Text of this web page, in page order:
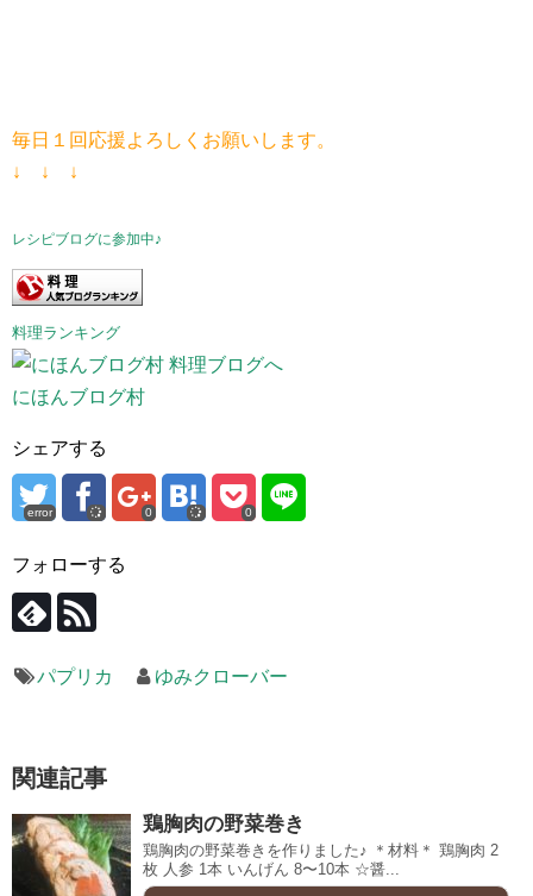
毎日１回応援よろしくお願いします。
↓ ↓ ↓
レシピブログに参加中♪
料理ランキング
にほんブログ村
シェアする
error 0 0
フォローする
パプリカ ゆみクローバー
関連記事
鶏胸肉の野菜巻き
鶏胸肉の野菜巻きを作りました♪ ＊材料＊ 鶏胸肉 2
枚 人参 1本 いんげん 8〜10本 ☆醤...